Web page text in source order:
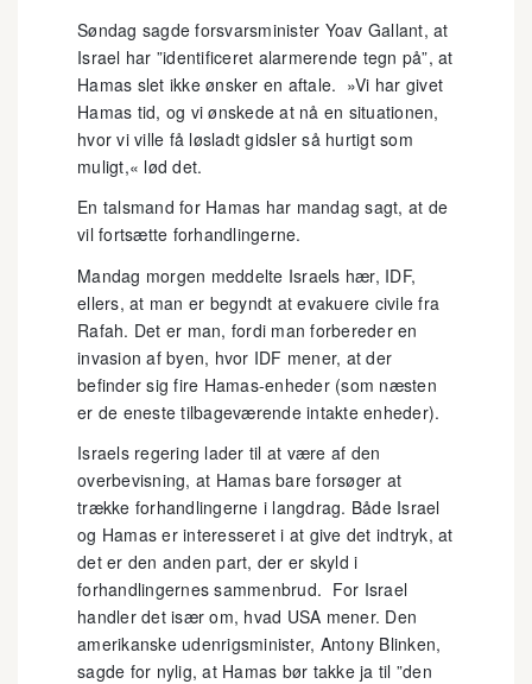
Søndag sagde forsvarsminister Yoav Gallant, at
Israel har ”identificeret alarmerende tegn på”, at
Hamas slet ikke ønsker en aftale. »Vi har givet
Hamas tid, og vi ønskede at nå en situationen,
hvor vi ville få løsladt gidsler så hurtigt som
muligt,« lød det.
En talsmand for Hamas har mandag sagt, at de
vil fortsætte forhandlingerne.
Mandag morgen meddelte Israels hær, IDF,
ellers, at man er begyndt at evakuere civile fra
Rafah. Det er man, fordi man forbereder en
invasion af byen, hvor IDF mener, at der
befinder sig fire Hamas-enheder (som næsten
er de eneste tilbageværende intakte enheder).
Israels regering lader til at være af den
overbevisning, at Hamas bare forsøger at
trække forhandlingerne i langdrag. Både Israel
og Hamas er interesseret i at give det indtryk, at
det er den anden part, der er skyld i
forhandlingernes sammenbrud. For Israel
handler det især om, hvad USA mener. Den
amerikanske udenrigsminister, Antony Blinken,
sagde for nylig, at Hamas bør takke ja til ”den